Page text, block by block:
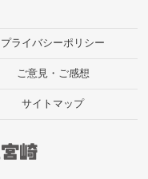
プライバシーポリシー
ご意見・ご感想
サイトマップ